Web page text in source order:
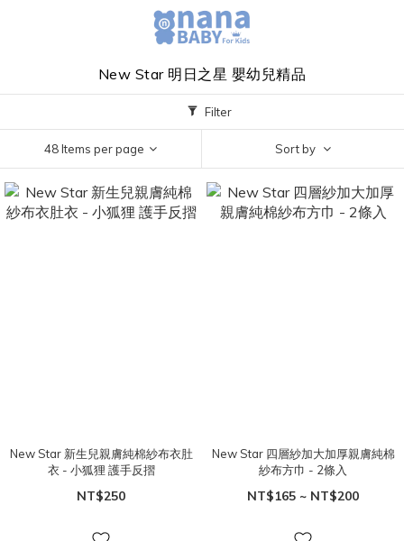
New Star 明日之星 嬰幼兒精品
Filter
48 Items per page Sort by
New Star 新生兒親膚純棉紗布衣肚
衣 - 小狐狸 護手反摺
NT$250
New Star 四層紗加大加厚親膚純棉
紗布方巾 - 2條入
NT$165 ~ NT$200